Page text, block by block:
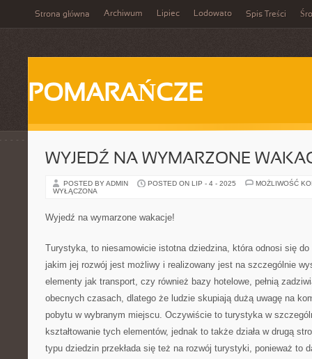
Strona główna Archiwum Lipiec Lodowato Spis Treści
POMARAŃCZE
WYJEDŹ NA WYMARZONE
POSTED BY ADMIN POSTED ON LIP - 4 - 2025
MOŻLIWOŚĆ
WYŁĄCZONA
Wyjedź na wymarzone wakacje!
Turystyka, to niesamowicie istotna dziedzina, która odnosi się do
jakim jej rozwój jest możliwy i realizowany jest na szczególnie
elementy jak transport, czy również bazy hotelowe, pełnią
obecnych czasach, dlatego że ludzie skupiają dużą uwagę na
pobytu w wybranym miejscu. Oczywiście to turystyka w
kształtowanie tych elementów, jednak to także działa w drugą
typu dziedzin przekłada się też na rozwój turystyki, ponieważ to